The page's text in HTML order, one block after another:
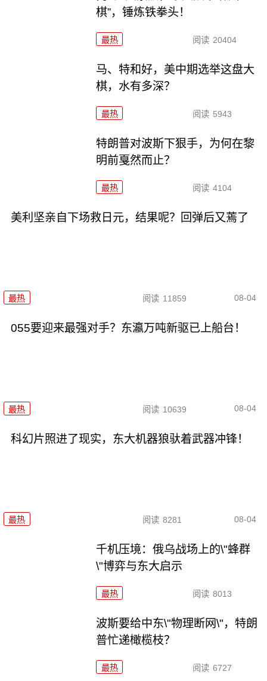
棋”，锤炼铁拳头！
最热 阅读 20404
马、特和好，美中期选举这盘大
棋，水有多深？
最热 阅读 5943
特朗普对波斯下狠手，为何在黎
明前戛然而止？
最热 阅读 4104
美利坚亲自下场救日元，结果呢？回弹后又蔫了
最热 阅读 11859 08-04
055要迎来最强对手？东瀛万吨新驱已上船台！
最热 阅读 10639 08-04
科幻片照进了现实，东大机器狼驮着武器冲锋！
最热 阅读 8281 08-04
千机压境：俄乌战场上的\"蜂群
\"博弈与东大启示
最热 阅读 8013
波斯要给中东\"物理断网\"，特朗
普忙递橄榄枝？
最热 阅读 6727